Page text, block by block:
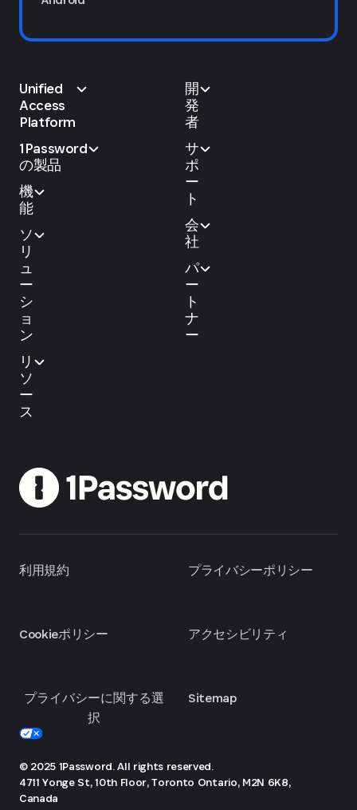
Unified
Access
Platform
1Password
の製品
機
能
ソ
リ
ュ
ー
シ
ョ
ン
リ
ソ
ー
ス
開
発
者
サ
ポ
ー
ト
会
社
パ
ー
ト
ナ
ー
利用規約
Cookieポリシー
プライバシーに関する選
択
プライバシーポリシー
アクセシビリティ
Sitemap
© 2025 1Password. All rights reserved.
4711 Yonge St, 10th Floor, Toronto Ontario, M2N 6K8,
Canada